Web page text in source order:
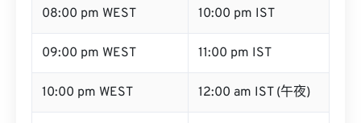
08:00 pm WEST 10:00 pm IST
09:00 pm WEST 11:00 pm IST
10:00 pm WEST 12:00 am IST (午夜)